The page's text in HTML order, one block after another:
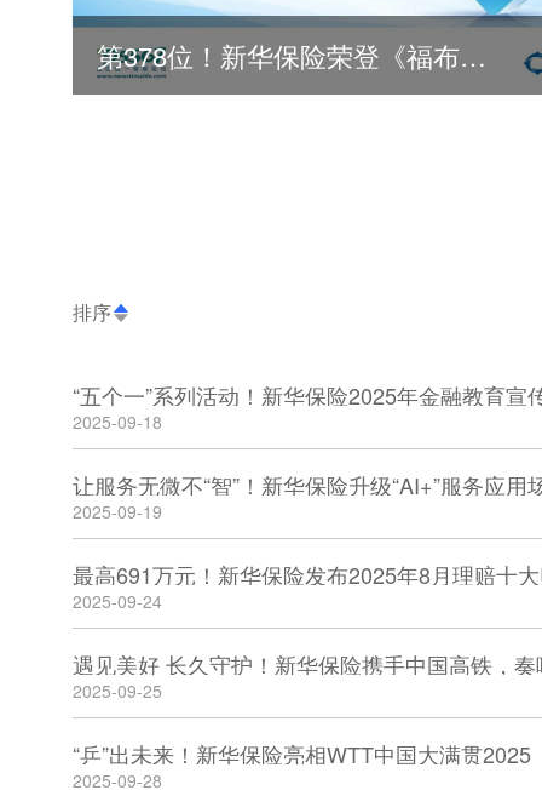
第378位！新华保险荣登《福布斯》全球500强
排序
“五个一”系列活动！新华保险2025年金融教育宣
2025-09-18
让服务无微不“智”！新华保险升级“AI+”服务应用
2025-09-19
最高691万元！新华保险发布2025年8月理赔十
2025-09-24
遇见美好 长久守护！新华保险携手中国高铁，
2025-09-25
“乒”出未来！新华保险亮相WTT中国大满贯2025
2025-09-28